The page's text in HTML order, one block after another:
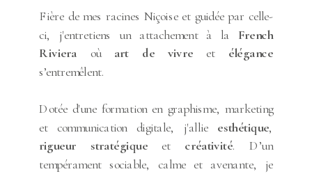
Fière de mes racines Niçoise et guidée par celle-
ci, j'entretiens un attachement à la French
Riviera où art de vivre et élégance
s’entremêlent.
Dotée d'une formation en graphisme, marketing
et communication digitale, j'allie esthétique,
rigueur stratégique et créativité. D’un
tempérament sociable, calme et avenante, je